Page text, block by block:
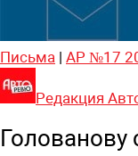
Письма | АР №17
Редакция
Голованову